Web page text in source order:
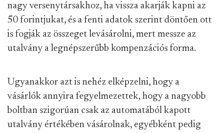
nagy versenytársakhoz, ha vissza akarják kapni az
50 forintjukat, és a fenti adatok szerint döntően ott
is fogják az összeget levásárolni, mert messze az
utalvány a legnépszerűbb kompenzációs forma.
Ugyanakkor azt is nehéz elképzelni, hogy a
vásárlók annyira fegyelmezettek, hogy a nagyobb
boltban szigorúan csak az automatából kapott
utalvány értékében vásárolnak, egyébként pedig